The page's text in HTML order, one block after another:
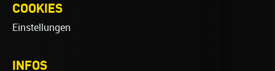
COOKIES
Einstellungen
INFOS